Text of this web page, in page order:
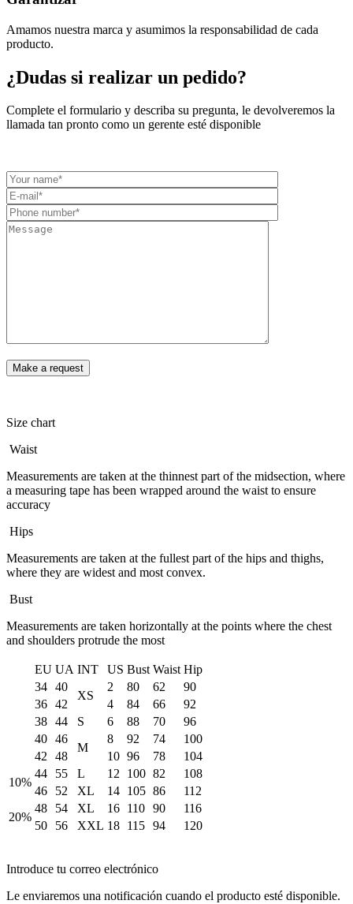
Amamos nuestra marca y asumimos la responsabilidad de cada
producto.
¿Dudas si realizar un pedido?
Complete el formulario y describa su pregunta, le devolveremos la
llamada tan pronto como un gerente esté disponible
Size chart
Waist
Measurements are taken at the thinnest part of the midsection, where
a measuring tape has been wrapped around the waist to ensure
accuracy
Hips
Measurements are taken at the fullest part of the hips and thighs,
where they are widest and most convex.
Bust
Measurements are taken horizontally at the points where the chest
and shoulders protrude the most
EU UA INT US Bust Waist Hip
34 40
XS
2 80 62
90
36 42 4 84 66
92
38 44 S 6 88 70
96
40 46
M
8 92 74
100
42 48 10 96 78
104
10%
44 55 L 12 100 82
108
46
52 XL 14 105 86
112
20%
48 54 XL 16 110 90
116
50
56 XXL 18 115 94 120
Introduce tu correo electrónico
Le enviaremos una notificación cuando el producto esté disponible.